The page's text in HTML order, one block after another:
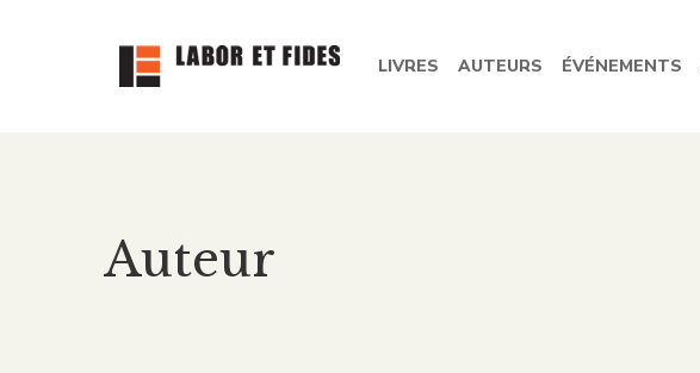
LIVRES AUTEURS ÉVÉNEMENTS
Auteur